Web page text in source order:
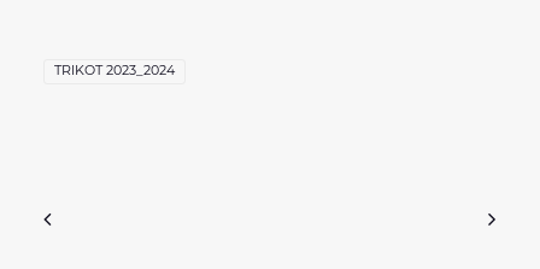
TRIKOT 2023_2024